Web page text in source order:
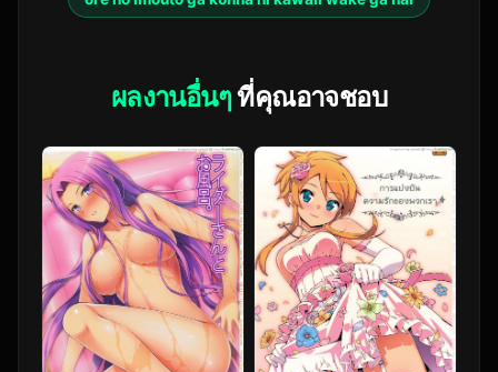
ผลงานอื่นๆที่คุณอาจชอบ